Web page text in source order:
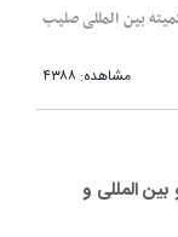
بین المللی صلیب
مشاهده: ۴۳۸۸
المللی و